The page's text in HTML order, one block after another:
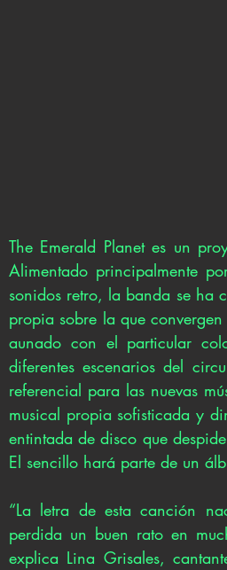
The Emerald Planet es un
Alimentado principalmente
sonidos retro, la banda se ha
propia sobre la que
aunado con el particular
diferentes escenarios del
referencial para las nuevas
musical propia sofisticada y
entintada de disco que
El sencillo hará parte de un
“La letra de esta canción
perdida un buen rato en
explica Lina Grisales,